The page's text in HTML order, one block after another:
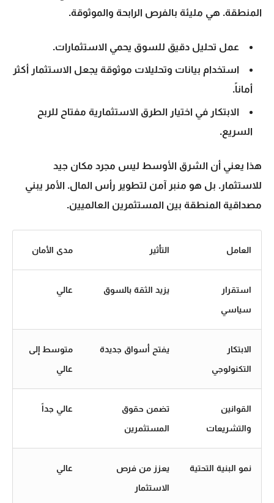
المنطقة. هي مليئة بالفرص الرابحة والموثوقة.
عمل تحليل دقيق للسوق يحمي الاستثمارات.
استخدام بيانات وتحليلات موثوقة يجعل الاستثمار أكثر
أماناً.
الابتكار في اختيار الطرق الاستثمارية مفتاح للربح
السريع.
هذا يعني أن الشرق الأوسط ليس مجرد مكان جيد
للاستثمار. بل هو منبر آمن لتطوير رأس المال. الأمر يبني
مصداقية المنطقة بين المستثمرين العالميين.
العامل التأثير مدى الأمان
استقرار
سياسي
يزيد الثقة بالسوق عالي
الابتكار
التكنولوجي
يفتح أسواق جديدة
متوسط إلى
عالي
القوانين
والتشريعات
تضمن حقوق
المستثمرين
عالي جداً
نمو البنية التحتية
يعزز من فرص
الاستثمار
عالي